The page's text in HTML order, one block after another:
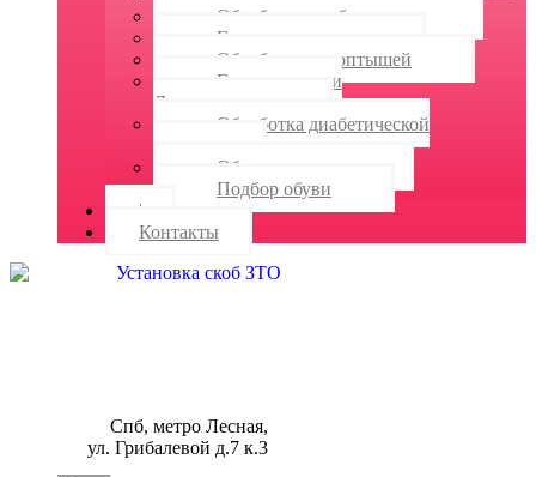
Обработка грибка стопы
Гипергидроз стоп
Обработка натоптышей
Гиперкератоз и
Дерматомикоз
Обработка диабетической
Обувь и стельки
Подбор обуви
|
Контакты
Спб, метро Лесная,
ул. Грибалевой д.7 к.3